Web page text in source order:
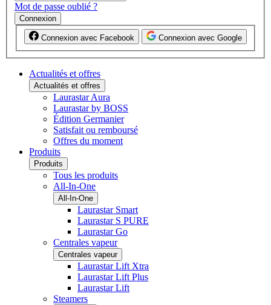
Mot de passe oublié ?
Connexion
Connexion avec Facebook Connexion avec Google
Actualités et offres
Actualités et offres
Laurastar Aura
Laurastar by BOSS
Édition Germanier
Satisfait ou remboursé
Offres du moment
Produits
Produits
Tous les produits
All-In-One
All-In-One
Laurastar Smart
Laurastar S PURE
Laurastar Go
Centrales vapeur
Centrales vapeur
Laurastar Lift Xtra
Laurastar Lift Plus
Laurastar Lift
Steamers